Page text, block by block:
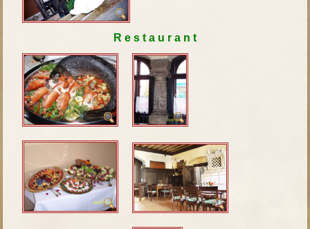
R e s t a u r a n t